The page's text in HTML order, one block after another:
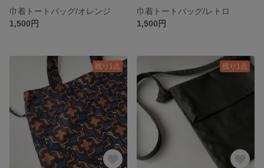
巾着トートバッグ/オレンジ
1,500円
巾着トートバッグ/レトロ
1,500円
残り1点 残り1点